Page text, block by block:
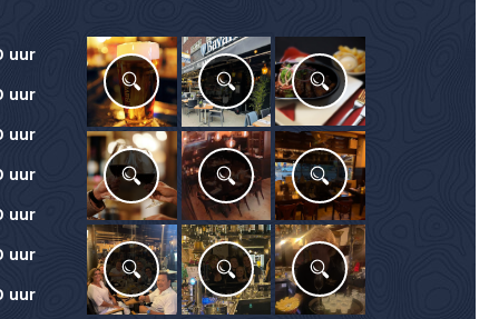
uur
uur
uur
uur
uur
uur
uur